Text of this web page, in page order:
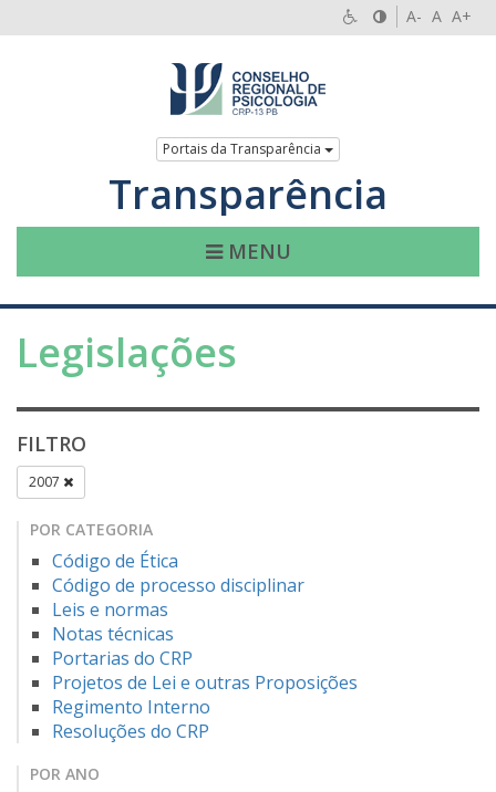
A- A A+
Portais da Transparência
Transparência
MENU
Legislações
FILTRO
2007
POR CATEGORIA
Código de Ética
Código de processo disciplinar
Leis e normas
Notas técnicas
Portarias do CRP
Projetos de Lei e outras Proposições
Regimento Interno
Resoluções do CRP
POR ANO